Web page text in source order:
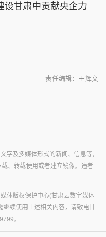
设甘肃中贡献央企力
责任编辑：王辉文
字及多媒体形式的新闻、信息等，
、转载使用或者建立镜像。违者
体版权保护中心(甘肃云数字媒体
继续使用上述相关内容，请致电甘
。